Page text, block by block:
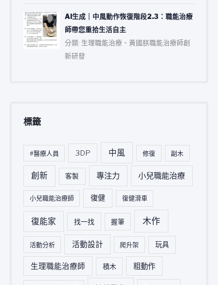
AI生成｜中風動作恢復階段2.3：職能治療
師帶您重拾生活自主
分類: 生理職能治療、黃國朕職能治療師創
新研發
標籤
#醫療人員 3DP 中風 修復 副木
創新 客製 專注力 小兒職能治療
小兒職能治療師 復健 復健滑車
復能家 找一找 握筆 木作
活動分析 活動設計 爬升架 玩具
生理職能治療師 積木 粗動作